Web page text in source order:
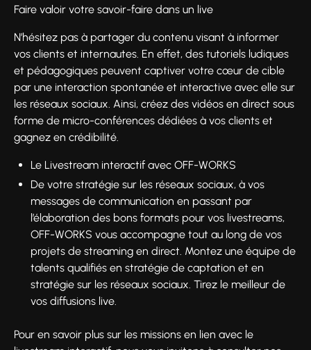
Faire valoir votre savoir-faire dans un live
N’hésitez pas à partager du contenu visant à informer
vos clients et internautes. En effet, des tutoriels ludiques
et pédagogiques peuvent captiver votre cœur de cible
par une interaction spontanée et interactive avec elle sur
les réseaux sociaux. Ainsi, créez des vidéos en direct sous
forme de micro-conférences dédiées à vos clients et
gagnez en crédibilité.
Le Livestream interactif avec OFF-WORKS
De votre stratégie sur les réseaux sociaux, à vos
messages de communication en passant par
l’élaboration des bons formats pour vos livestreams,
OFF-WORKS vous accompagne tout au long de vos
projets de streaming en direct. Montez une équipe de
talents qualifiés en stratégie de captation et en
stratégie sur les réseaux sociaux. Tirez le meilleur de
vos diffusions live.
Pour en savoir plus sur les missions en lien avec le